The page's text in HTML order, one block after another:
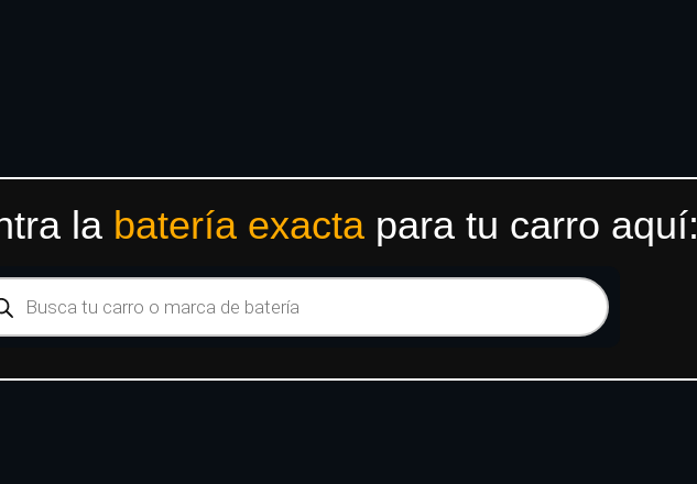
la batería exacta para tu carro aquí: